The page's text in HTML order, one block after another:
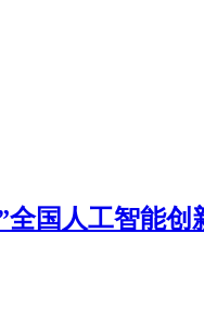
全国人工智能